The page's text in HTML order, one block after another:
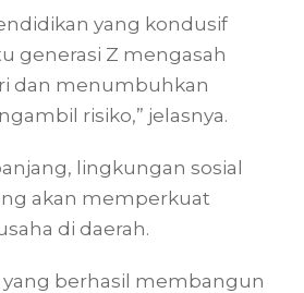
yang kondusif
generasi Z mengasah
dan menumbuhkan
risiko,” jelasnya.
lingkungan sosial
akan memperkuat
di daerah.
yang berhasil membangun